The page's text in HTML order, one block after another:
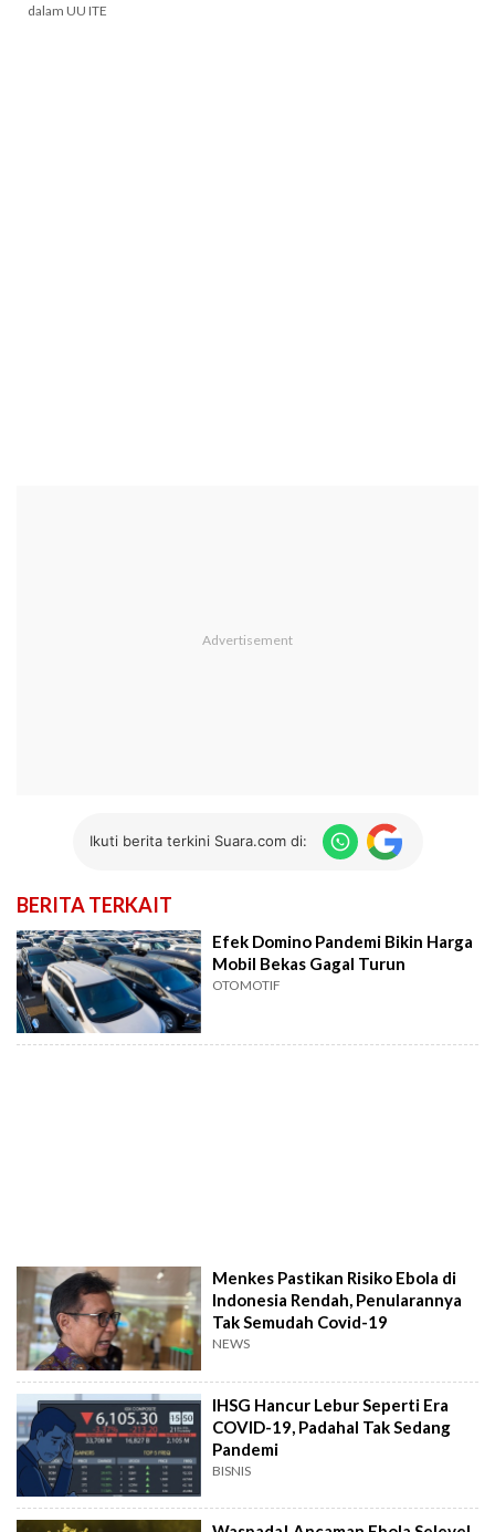
dalam UU ITE
Ikuti berita terkini Suara.com di:
BERITA TERKAIT
Efek Domino Pandemi Bikin Harga
Mobil Bekas Gagal Turun
OTOMOTIF
Menkes Pastikan Risiko Ebola di
Indonesia Rendah, Penularannya
Tak Semudah Covid-19
NEWS
IHSG Hancur Lebur Seperti Era
COVID-19, Padahal Tak Sedang
Pandemi
BISNIS